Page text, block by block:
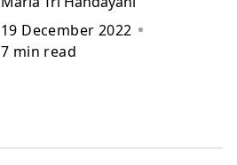
19 December 2022
7 min read